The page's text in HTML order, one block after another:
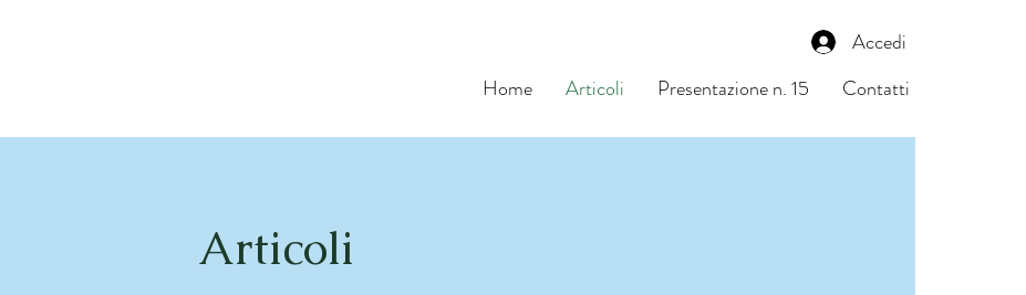
Accedi
Home
Articoli Presentazione n. 15 Contatti
Articoli